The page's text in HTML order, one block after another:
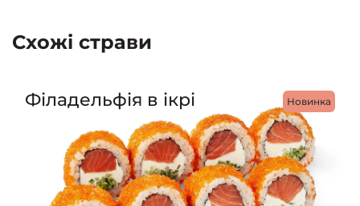
Схожі страви
Новинка
Філадельфія в ікрі